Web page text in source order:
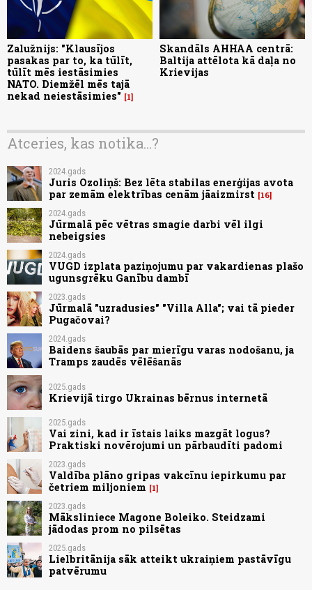
Zalužnijs: "Klausījos
pasakas par to, ka tūlīt,
tūlīt mēs iestāsimies
NATO. Diemžēl mēs tajā
nekad neiestāsimies"
1
Skandāls AHHAA centrā:
Baltija attēlota kā daļa no
Krievijas
Atceries, kas notika...?
2024.gads
Juris Ozoliņš: Bez lēta stabilas enerģijas avota
par zemām elektrības cenām jāaizmirst 16
2024.gads
Jūrmalā pēc vētras smagie darbi vēl ilgi
nebeigsies
2024.gads
VUGD izplata paziņojumu par vakardienas plašo
ugunsgrēku Ganību dambī
2023.gads
Jūrmalā "uzradusies" "Villa Alla"; vai tā pieder
Pugačovai?
2024.gads
Baidens šaubās par mierīgu varas nodošanu, ja
Tramps zaudēs vēlēšanās
2025.gads
Krievijā tirgo Ukrainas bērnus internetā
2025.gads
Vai zini, kad ir īstais laiks mazgāt logus?
Praktiski novērojumi un pārbaudīti padomi
2023.gads
Valdība plāno gripas vakcīnu iepirkumu par
četriem miljoniem
1
2023.gads
Māksliniece Magone Boleiko. Steidzami
jādodas prom no pilsētas
2025.gads
Lielbritānija sāk atteikt ukraiņiem pastāvīgu
patvērumu